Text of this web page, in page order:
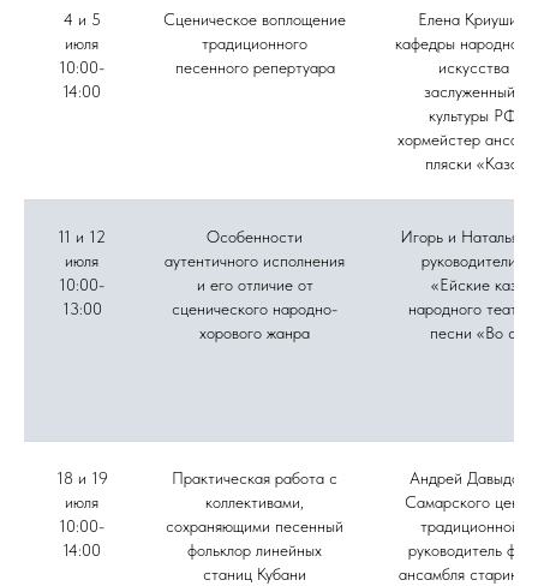
4 и 5
июля
10:00-
14:00
Сценическое воплощение
традиционного
песенного репертуара
Елена
кафедры народного
искусства
заслуженный
культуры РФ,
хормейстер
пляски
11 и 12
июля
10:00-
13:00
Особенности
аутентичного исполнения
и его отличие от
сценического народно-
хорового жанра
Игорь и Наталья
руководители
«Ейские
народного театра
песни «Во
18 и 19
июля
10:00-
14:00
Практическая работа с
коллективами,
сохраняющими песенный
фольклор линейных
станиц Кубани
Андрей Давыдов,
Самарского
традиционной
руководитель
ансамбля